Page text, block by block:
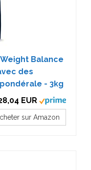
Balance
des
- 3kg
EUR
sur Amazon